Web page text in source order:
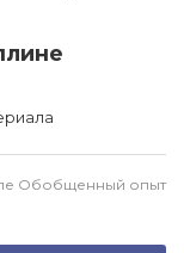
Обобщенный опыт